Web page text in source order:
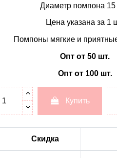
Диаметр помпона
Цена указана за 1
Помпоны мягкие и
Опт от 50 шт.
Опт от 100 шт.
Купить
Скидка